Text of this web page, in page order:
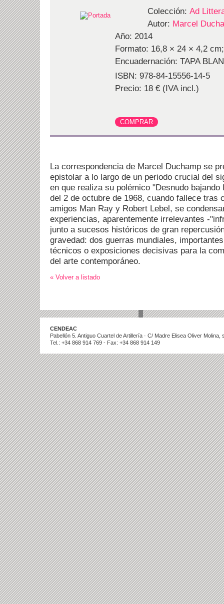
Colección: Ad
Autor: Marcel
Año: 2014
Formato: 16,8 × 24 × 4,2
Encuadernación: TAPA
ISBN: 978-84-15556-14-5
Precio: 18 € (IVA incl.)
La correspondencia de Marcel Duchamp se
epistolar a lo largo de un periodo crucial del
en que realiza su polémico "Desnudo
del 2 de octubre de 1968, cuando fallece tras
amigos Man Ray y Robert Lebel, se
experiencias, aparentemente irrelevantes -
junto a sucesos históricos de gran
gravedad: dos guerras mundiales,
técnicos o exposiciones decisivas para la
del arte contemporáneo.
« Volver a listado
CENDEAC
Pabellón 5. Antiguo Cuartel de Artillería · C/ Madre Elisea Oliver
Tel.: +34 868 914 769 - Fax: +34 868 914 149